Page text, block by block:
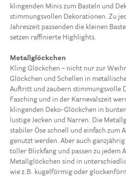
klingenden Minis zum Basteln und
stimmungsvollen Dekorationen. Zu
Jahreszeit passenden die kleinen
setzen raffinierte Highlights.
Metallglöckchen
Kling Glöckchen – nicht nur zur
Glöckchen und Schellen in
Auftritt und zaubern stimmungsvolle
Fasching und in der Karnevalszeit
klingenden Deko-Glöckchen in
lustige Jecken und Narren. Die
stabiler Öse schnell und einfach zum
genutzt werden. Aber auch
toller Blickfang und passen zu jedem
Metallglöckchen sind in
wie z.B. kugelförmig oder